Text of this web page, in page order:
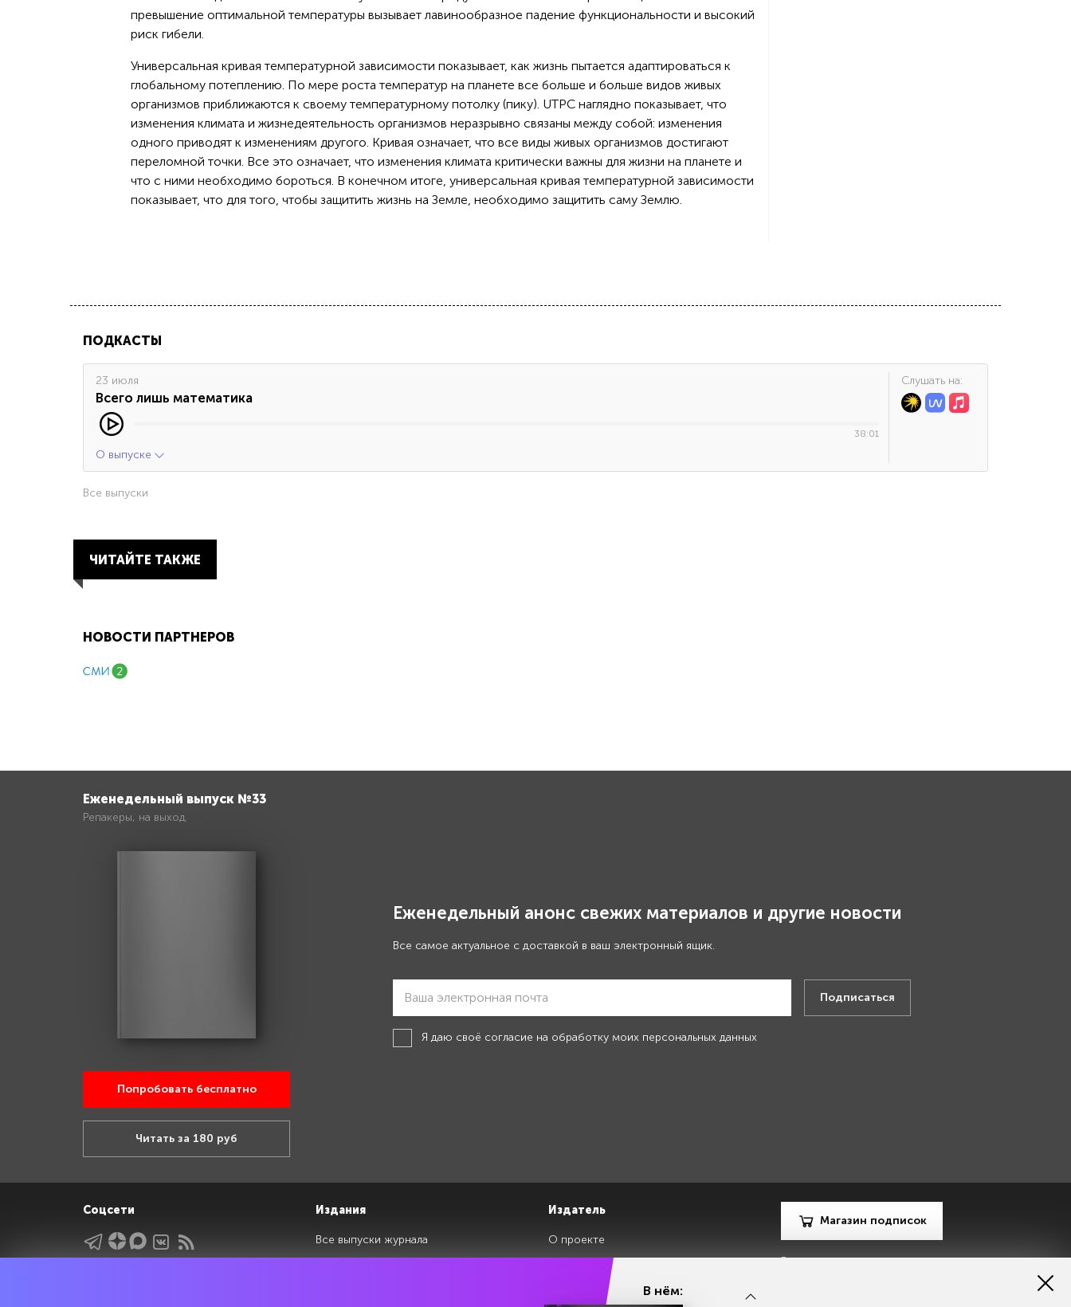
превышение оптимальной температуры вызывает лавинообразное падение функциональности и высокий
риск гибели.
Универсальная кривая температурной зависимости показывает, как жизнь пытается адаптироваться к
глобальному потеплению. По мере роста температур на планете все больше и больше видов живых
организмов приближаются к своему температурному потолку (пику). UTPC наглядно показывает, что
изменения климата и жизнедеятельность организмов неразрывно связаны между собой: изменения
одного приводят к изменениям другого. Кривая означает, что все виды живых организмов достигают
переломной точки. Все это означает, что изменения климата критически важны для жизни на планете и
что с ними необходимо бороться. В конечном итоге, универсальная кривая температурной зависимости
показывает, что для того, чтобы защитить жизнь на Земле, необходимо защитить саму Землю.
ПОДКАСТЫ
23 июля
Всего лишь математика
38:01
О выпуске
Cлушать на:
Все выпуски
ЧИТАЙТЕ ТАКЖЕ
НОВОСТИ ПАРТНЕРОВ
Еженедельный выпуск №33
Репакеры, на выход
Попробовать бесплатно
Читать за 180 руб
Еженедельный анонс свежих материалов и другие новости
Все самое актуальное с доставкой в ваш электронный ящик.
Подписаться
Я даю своё согласие на обработку моих персональных данных
Соцсети Издания
Все выпуски журнала
Издатель
О проекте
Магазин подписок
Рекламодателям
В нём: